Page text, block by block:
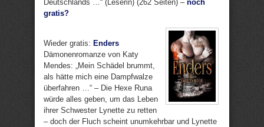
Deutschlands …“ (Leserin) (262 Seiten) – noch
gratis?
Wieder gratis: Enders
Dämonenromanze von Katy
Mendes: „Mein Schädel brummt,
als hätte mich eine Dampfwalze
überfahren …“ – Die Hexe Runa
würde alles geben, um das Leben
ihrer Schwester Lynette zu retten
– doch der Fluch scheint unumkehrbar und Lynette